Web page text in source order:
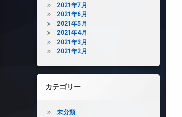
2021年7月
2021年6月
2021年5月
2021年4月
2021年3月
2021年2月
カテゴリー
未分類